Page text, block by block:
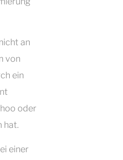
an
von
ein
oder
hat.
einer